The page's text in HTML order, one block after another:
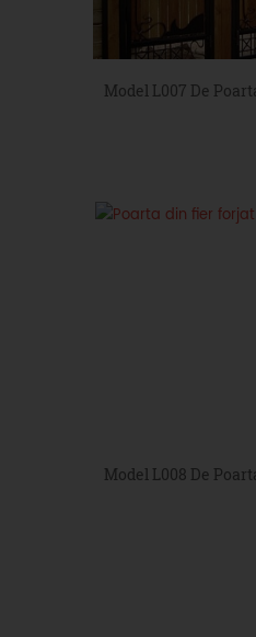
Model L007 De
Model L008 De